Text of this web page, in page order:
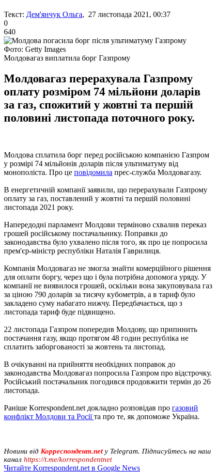
Текст: Дем'янчук Ольга, 27 листопада 2021, 00:37
0
640
Фото: Getty Images
Молдовагаз виплатила борг Газпрому
Молдовагаз перерахувала Газпрому
оплату розміром 74 мільйони доларів
за газ, спожитий у жовтні та першій
половині листопада поточного року.
Молдова сплатила борг перед російською компанією Газпром
у розмірі 74 мільйонів доларів після ультиматуму від
монополіста. Про це повідомила прес-служба Молдовагазу.
В енергетичній компанії заявили, що перерахували Газпрому
оплату за газ, поставлений у жовтні та першій половині
листопада 2021 року.
Напередодні парламент Молдови терміново схвалив переказ
грошей російському постачальнику. Поправки до
законодавства було ухвалено після того, як про це попросила
прем'єр-міністр республіки Наталія Гаврилиця.
Компанія Молдовагаз не змогла знайти комерційного рішення
для оплати боргу, через що і була потрібна допомога уряду. У
компанії не виявилося грошей, оскільки вона закуповувала газ
за ціною 790 доларів за тисячу кубометрів, а в тариф було
закладено суму набагато нижчу. Передбачається, що з
листопада тариф буде підвищено.
22 листопада Газпром попередив Молдову, що припинить
постачання газу, якщо протягом 48 годин республіка не
сплатить заборгованості за жовтень та листопад.
В очікуванні на прийняття необхідних поправок до
законодавства Молдовагаз попросила Газпром про відстрочку.
Російський постачальник погодився продовжити термін до 26
листопада.
Раніше Кorrespondent.net докладно розповідав про газовий
конфлікт Молдови та Росіїта про те, як допоможе Україна.
Новини від Корреспондент.netу Telegram. Підписуйтесь на наш
канал https://t.me/korrespondentnet
Читайте Korrespondent.net в Google News